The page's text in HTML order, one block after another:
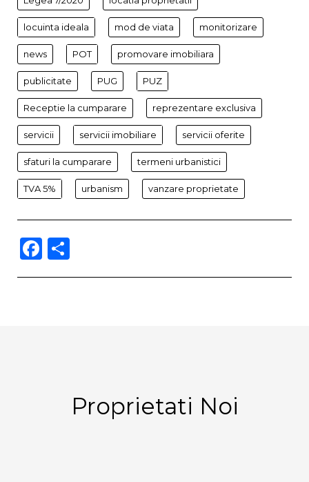
locuinta ideala mod de viata monitorizare
news POT promovare imobiliara
publicitate PUG PUZ
Receptie la cumparare reprezentare exclusiva
servicii servicii imobiliare servicii oferite
sfaturi la cumparare termeni urbanistici
TVA 5% urbanism vanzare proprietate
Facebook
Proprietati Noi